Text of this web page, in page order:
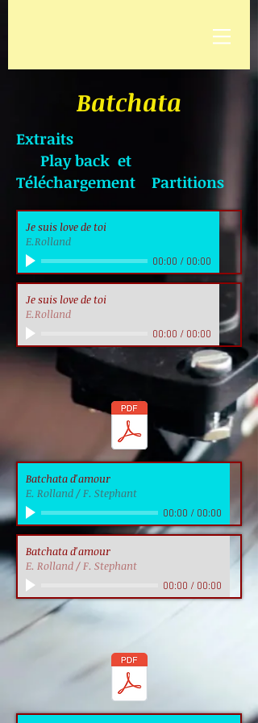
Batchata
Extraits
Play back et
Téléchargement Partitions
Je suis love de toi
E.Rolland
00:00 / 00:00
Je suis love de toi
E.Rolland
00:00 / 00:00
Batchata d'amour
E. Rolland / F. Stephant
00:00 / 00:00
Batchata d'amour
E. Rolland / F. Stephant
00:00 / 00:00